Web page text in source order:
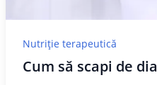
Nutriție terapeutică
Cum să scapi de